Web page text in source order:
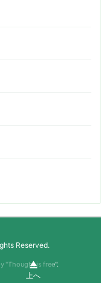
Reserved.
"Thought is free".

上へ